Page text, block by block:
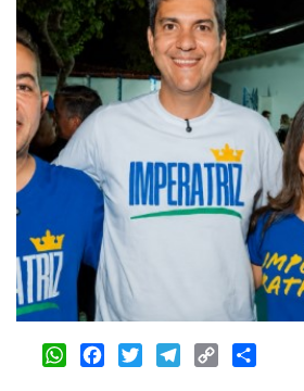
WhatsAppFacebook
Twitter Telegram
Copy